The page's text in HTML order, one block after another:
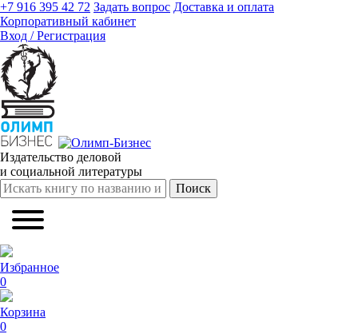
+7 916 395 42 72 Задать вопрос Доставка и оплата
Корпоративный кабинет
Вход / Регистрация
Издательство деловой
и социальной литературы
Поиск
Избранное
0
Корзина
0